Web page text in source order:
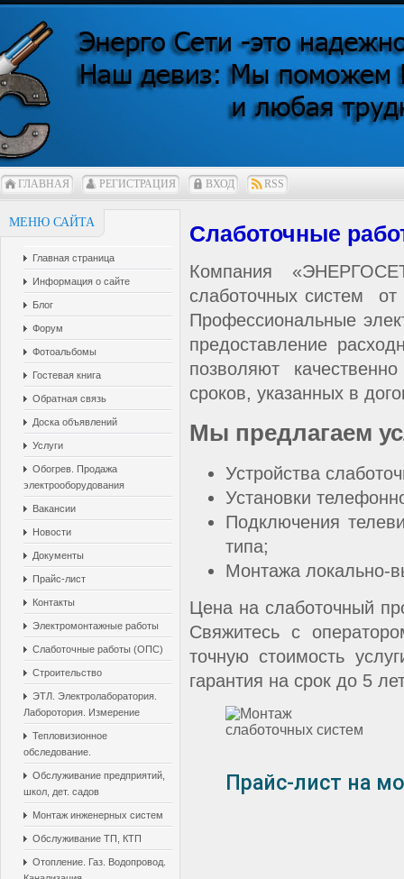
ГЛАВНАЯ РЕГИСТРАЦИЯ ВХОД RSS
МЕНЮ САЙТА
Главная страница
Информация о сайте
Блог
Форум
Фотоальбомы
Гостевая книга
Обратная связь
Доска объявлений
Услуги
Обогрев. Продажа
электрооборудования
Вакансии
Новости
Документы
Прайс-лист
Контакты
Электромонтажные работы
Слаботочные работы (ОПС)
Строительство
ЭТЛ. Электролаборатория.
Лаборотория. Измерение
Тепловизионное
обследование.
Обслуживание предприятий,
школ, дет. садов
Монтаж инженерных систем
Обслуживание ТП, КТП
Отопление. Газ. Водопровод.
Слаботочные
Компания
слаботочных систем от
Профессиональные
предоставление
позволяют
сроков, указанных в
Мы предлагаем
Устройства
Установки
Подключения
типа;
Монтажа локально-
Цена на слаботочный
Свяжитесь с
точную стоимость
гарантия на срок до 5
Прайс-лист на